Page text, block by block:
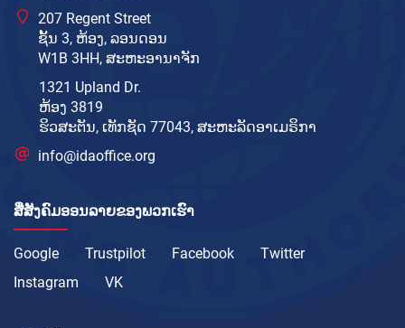
207 Regent Street
ຊັ້ນ 3, ຫ້ອງ, ລອນດອນ
W1B 3HH, ສະຫະອານາຈັກ
1321 Upland Dr.
ຫ້ອງ 3819
ຮິວສະຕັນ, ເທັກຊັດ 77043, ສະຫະລັດອາເມຣິກາ
info@idaoffice.org
ສື່ສັງຄົມອອນລາຍຂອງພວກເຮົາ
Google Trustpilot Facebook
Twitter
Instagram
VK